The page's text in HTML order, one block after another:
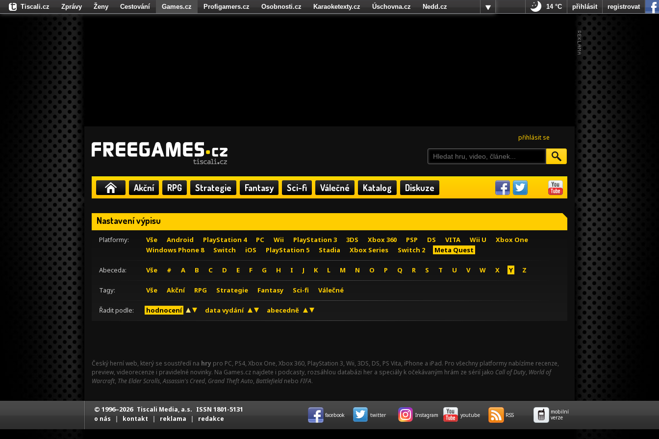
přihlásit se
Akční RPG Strategie Fantasy Sci-fi Válečné Katalog Diskuze
Nastavení výpisu
Platformy: Vše Android PlayStation 4 PC Wii PlayStation 3 3DS Xbox 360 PSP DS VITA Wii U
Xbox One
Windows Phone 8
Switch iOS PlayStation 5 Stadia Xbox Series Switch 2 Meta Quest
Abeceda: Vše # A B C D E F G H I J K L M N O P Q R S T U V W X Y Z
Tagy: Vše Akční RPG Strategie Fantasy Sci-fi Válečné
Řadit podle: hodnocení data vydání abecedně
Český herní web, který se soustředí na hry pro PC, PS4, Xbox One, Xbox 360, PlayStation 3, Wii, 3DS, DS, PS Vita, iPhone a iPad. Pro všechny platformy nabízíme recenze,
preview, videorecenze i pravidelné novinky. Na Games.cz najdete i podcasty, rozsáhlou databázi her a speciály k očekávaným hrám ze sérií jako Call of Duty, World of
Warcraft, The Elder Scrolls,Assassin's Creed, Grand Theft Auto, Battlefield nebo FIFA.
Tiscali.cz Zprávy Ženy Cestování Games.cz Profigamers.cz Osobnosti.cz Karaoketexty.cz Úschovna.cz
Nedd.cz
Fights.cz
14 °C přihlásit registrovat
© 1996–2026 Tiscali Media, a.s. ISSN 1801-5131
o nás | kontakt | reklama | redakce facebook twitter Instagram youtube RSS
mobilní
verze